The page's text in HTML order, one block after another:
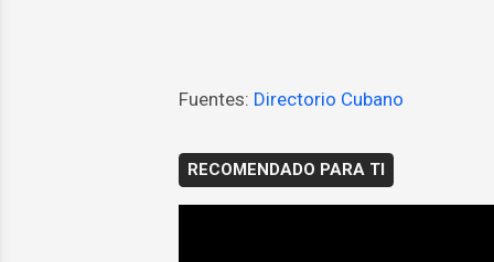
Fuentes: Directorio Cubano
RECOMENDADO PARA TI